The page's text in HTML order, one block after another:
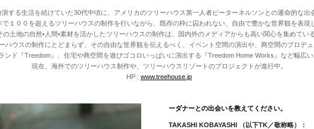
する生活を続けていた30代中頃に、アメリカのツリーハウス第一人者ピーターネルソンとの運命的な出
で１００を超えるツリーハウスの制作を行いながら、既存の枠に囚われない、自由で豊かな世界観を表現
の土地の自然•人間•素材を活かしたツリーハウスの制作は、国内外のメディアからも高い関心を集めている
ハウスの制作にとどまらず、その自由な世界観を伝えるべく、イベント空間の演出や、商空間のプロデュ
ンド『Treedom』、住宅や商空間を遊びゴコロいっぱいに演出する『Treedom Home Works』など幅広い
現在、海外でのツリーハウス制作や、ツリーハウスリゾートのプロジェクトが進行中。
HP : www.treehouse.jp
ーダナーとの出会いを教えてください。
TAKASHI KOBAYASHI （以下TK／敬称略）：